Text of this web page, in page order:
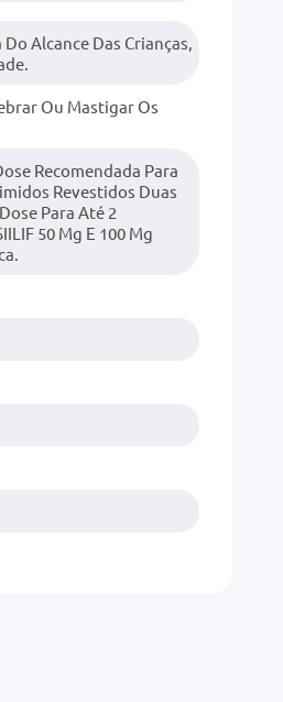
Alcance Das Crianças,
Ou Mastigar Os
Recomendada Para
Revestidos Duas
Para Até 2
50 Mg E 100 Mg